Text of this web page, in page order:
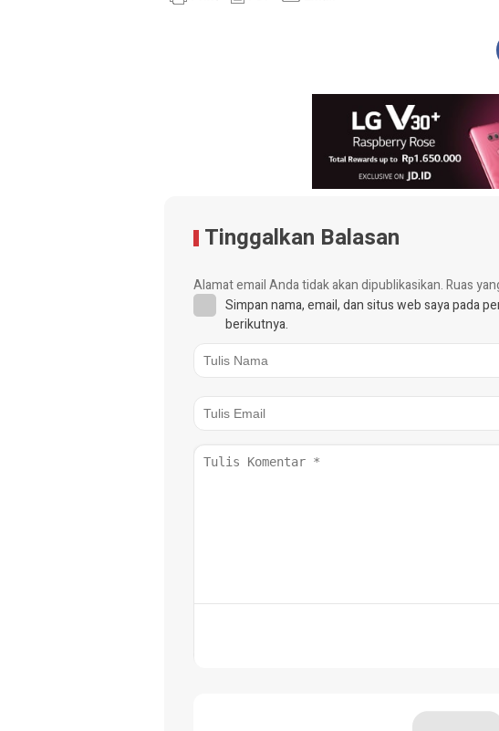
Tinggalkan Balasan
Alamat email Anda tidak akan dipublikasikan.Ruas
Simpan nama, email, dan situs web saya pada
berikutnya.